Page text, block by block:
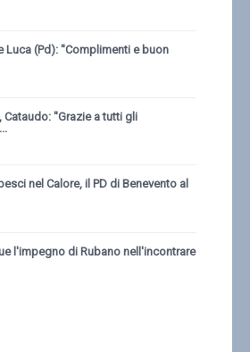
Luca (Pd): ''Complimenti e buon
Cataudo: ''Grazie a tutti gli
nel Calore, il PD di Benevento al
l'impegno di Rubano nell'incontrare